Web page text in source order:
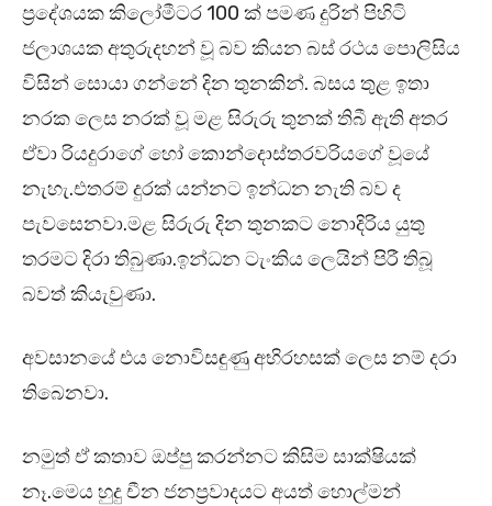
ප්‍රදේශයක කිලෝමීටර 100 ක් පමණ දුරින් පිහිටි
ජලාශයක අතුරුදහන් වූ බව කියන බස් රථය පොලිසිය
විසින් සොයා ගන්නේ දින තුනකින්. බසය තුළ ඉතා
නරක ලෙස නරක් වූ මළ සිරුරු තුනක් තිබී ඇති අතර
ඒවා රියදුරාගේ හෝ කොන්දොස්තරවරියගේ වූයේ
නැහැ.එතරම් දුරක් යන්නට ඉන්ධන නැති බව ද
පැවසෙනවා.මළ සිරුරු දින තුනකට නොදිරිය යුතු
තරමට දිරා තිබුණා.ඉන්ධන ටැංකිය ලෙයින් පිරී තිබූ
බවත් කියැවුණා.
අවසානයේ එය නොවිසඳුණු අභිරහසක් ලෙස නම් දරා
තිබෙනවා.
නමුත් ඒ කතාව ඔප්පු කරන්නට කිසිම සාක්ෂියක්
නෑ.මෙය හුදු චීන ජනප්‍රවාදයට අයත් හොල්මන්